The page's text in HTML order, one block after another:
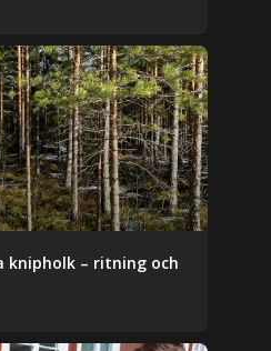
knipholk – ritning och